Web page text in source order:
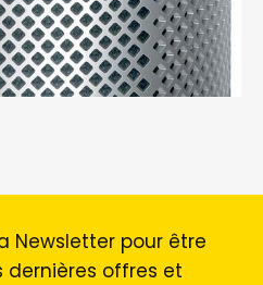
Newsletter pour être
dernières offres et